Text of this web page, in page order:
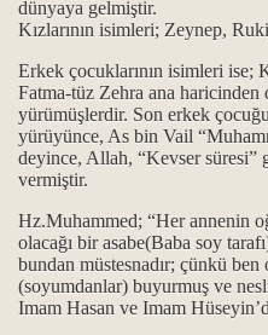
dünyaya gelmiştir.
Kızlarının isimleri; Zeynep,
Erkek çocuklarının isimleri ise;
Fatma-tüz Zehra ana haricinden
yürümüşlerdir. Son erkek
yürüyünce, As bin Vail
deyince, Allah, “Kevser süresi”
vermiştir.
Hz.Muhammed; “Her annenin
olacağı bir asabe(Baba soy
bundan müstesnadır; çünkü
(soyumdanlar) buyurmuş ve
Imam Hasan ve Imam